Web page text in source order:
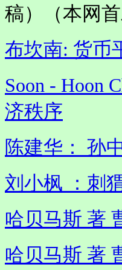
稿）（本网首
布坎南: 货币
Soon - Hoon
济秩序
陈建华： 孙
刘小枫 ：刺
哈贝马斯 著
哈贝马斯 著